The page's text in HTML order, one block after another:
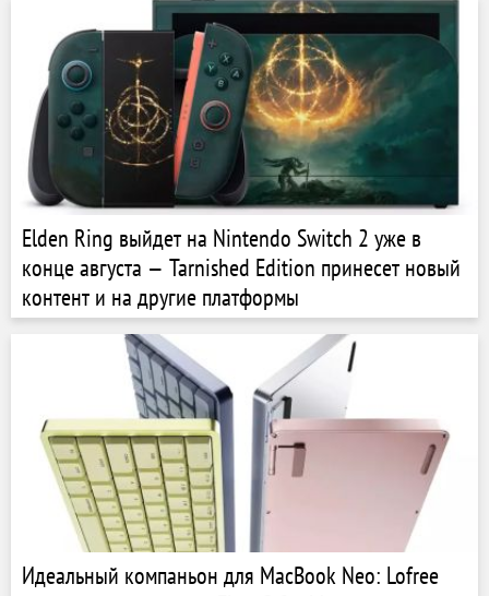
Elden Ring выйдет на Nintendo Switch 2 уже в
конце августа — Tarnished Edition принесет новый
контент и на другие платформы
Идеальный компаньон для MacBook Neo: Lofree